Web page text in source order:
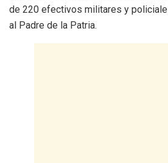
de 220 efectivos militares y
al Padre de la Patria.